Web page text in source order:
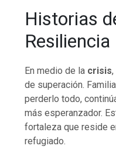
Historias
Resiliencia
En medio de la crisis
de superación.
perderlo todo,
más esperanzador.
fortaleza que reside
refugiado.